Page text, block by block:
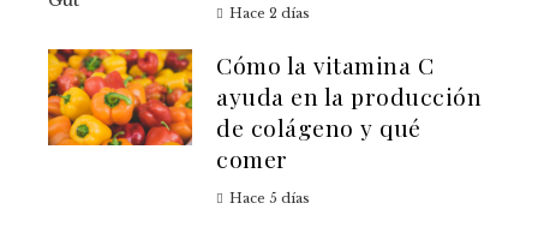
Hace 2 días
Cómo la vitamina C
ayuda en la producción
de colágeno y qué
comer
Hace 5 días